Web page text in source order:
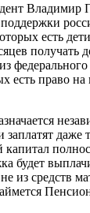
Владимир
есть
получать
есть право
заплатят даже
капитал
будет
из средств